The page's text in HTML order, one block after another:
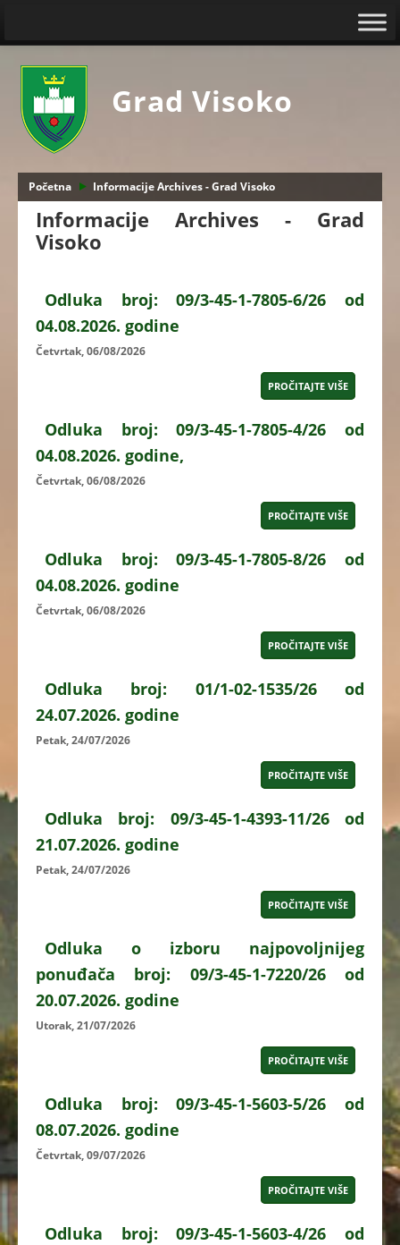
Grad Visoko
Početna Informacije Archives - Grad Visoko
Informacije Archives - Grad
Visoko
Odluka broj: 09/3-45-1-7805-6/26 od
04.08.2026. godine
Četvrtak, 06/08/2026
PROČITAJTE VIŠE
Odluka broj: 09/3-45-1-7805-4/26 od
04.08.2026. godine,
Četvrtak, 06/08/2026
PROČITAJTE VIŠE
Odluka broj: 09/3-45-1-7805-8/26 od
04.08.2026. godine
Četvrtak, 06/08/2026
PROČITAJTE VIŠE
Odluka broj: 01/1-02-1535/26 od
24.07.2026. godine
Petak, 24/07/2026
PROČITAJTE VIŠE
Odluka broj: 09/3-45-1-4393-11/26 od
21.07.2026. godine
Petak, 24/07/2026
PROČITAJTE VIŠE
Odluka o izboru najpovoljnijeg
ponuđača broj: 09/3-45-1-7220/26 od
20.07.2026. godine
Utorak, 21/07/2026
PROČITAJTE VIŠE
Odluka broj: 09/3-45-1-5603-5/26 od
08.07.2026. godine
Četvrtak, 09/07/2026
PROČITAJTE VIŠE
Odluka broj: 09/3-45-1-5603-4/26 od